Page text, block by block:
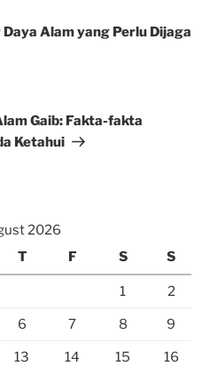
Alam yang Perlu Dijaga
Gaib: Fakta-fakta
Ketahui
2026
T F S S
1 2
6 7 8 9
13 14 15 16